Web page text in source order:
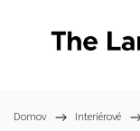
Domov / Interiérové /